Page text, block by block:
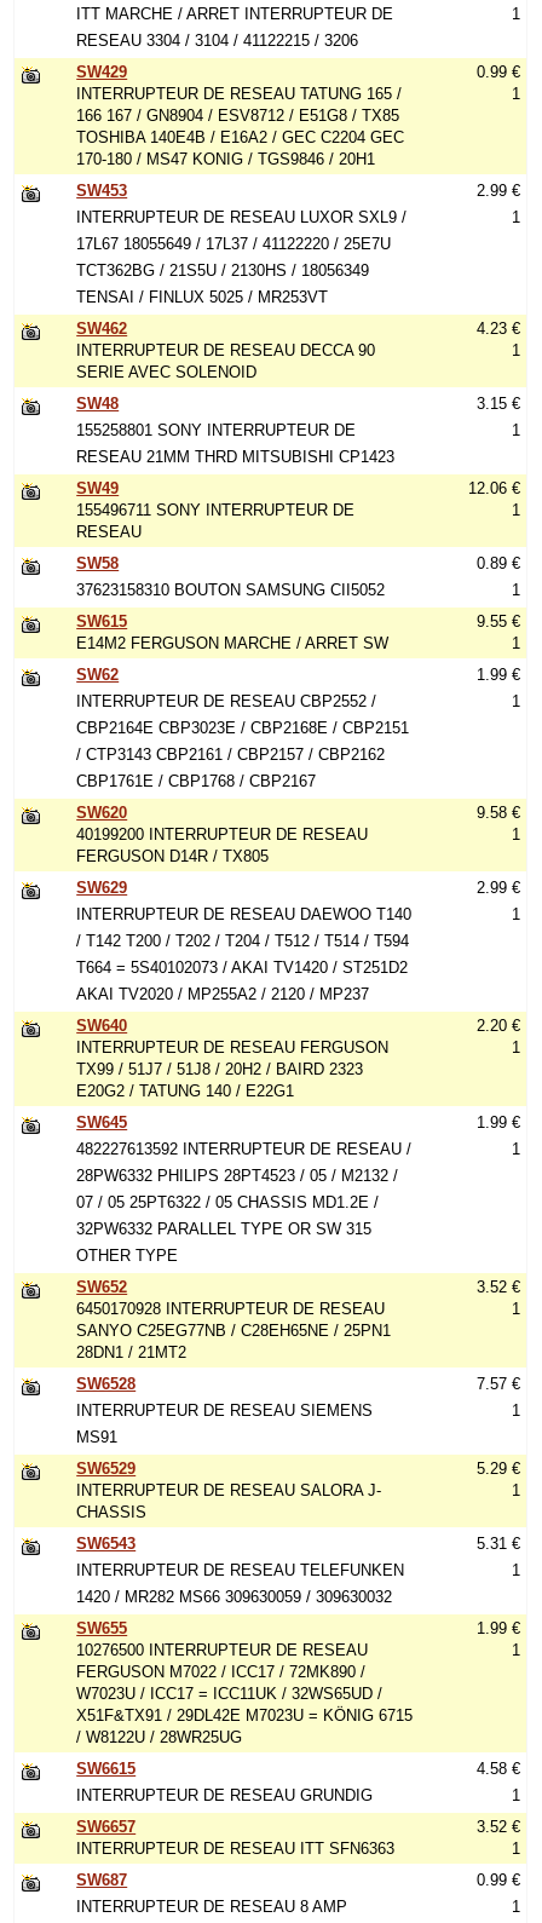
ITT MARCHE / ARRET INTERRUPTEUR DE
RESEAU 3304 / 3104 / 41122215 / 3206
1
SW429
INTERRUPTEUR DE RESEAU TATUNG 165 /
166 167 / GN8904 / ESV8712 / E51G8 / TX85
TOSHIBA 140E4B / E16A2 / GEC C2204 GEC
170-180 / MS47 KONIG / TGS9846 / 20H1
0.99 €
1
SW453
INTERRUPTEUR DE RESEAU LUXOR SXL9 /
17L67 18055649 / 17L37 / 41122220 / 25E7U
TCT362BG / 21S5U / 2130HS / 18056349
TENSAI / FINLUX 5025 / MR253VT
2.99 €
1
SW462
INTERRUPTEUR DE RESEAU DECCA 90
SERIE AVEC SOLENOID
4.23 €
1
SW48
155258801 SONY INTERRUPTEUR DE
RESEAU 21MM THRD MITSUBISHI CP1423
3.15 €
1
SW49
155496711 SONY INTERRUPTEUR DE
RESEAU
12.06 €
1
SW58
37623158310 BOUTON SAMSUNG CII5052
0.89 €
1
SW615
E14M2 FERGUSON MARCHE / ARRET SW
9.55 €
1
SW62
INTERRUPTEUR DE RESEAU CBP2552 /
CBP2164E CBP3023E / CBP2168E / CBP2151
/ CTP3143 CBP2161 / CBP2157 / CBP2162
CBP1761E / CBP1768 / CBP2167
1.99 €
1
SW620
40199200 INTERRUPTEUR DE RESEAU
FERGUSON D14R / TX805
9.58 €
1
SW629
INTERRUPTEUR DE RESEAU DAEWOO T140
/ T142 T200 / T202 / T204 / T512 / T514 / T594
T664 = 5S40102073 / AKAI TV1420 / ST251D2
AKAI TV2020 / MP255A2 / 2120 / MP237
2.99 €
1
SW640
INTERRUPTEUR DE RESEAU FERGUSON
TX99 / 51J7 / 51J8 / 20H2 / BAIRD 2323
E20G2 / TATUNG 140 / E22G1
2.20 €
1
SW645
482227613592 INTERRUPTEUR DE RESEAU /
28PW6332 PHILIPS 28PT4523 / 05 / M2132 /
07 / 05 25PT6322 / 05 CHASSIS MD1.2E /
32PW6332 PARALLEL TYPE OR SW 315
OTHER TYPE
1.99 €
1
SW652
6450170928 INTERRUPTEUR DE RESEAU
SANYO C25EG77NB / C28EH65NE / 25PN1
28DN1 / 21MT2
3.52 €
1
SW6528
INTERRUPTEUR DE RESEAU SIEMENS
MS91
7.57 €
1
SW6529
INTERRUPTEUR DE RESEAU SALORA J-
CHASSIS
5.29 €
1
SW6543
INTERRUPTEUR DE RESEAU TELEFUNKEN
1420 / MR282 MS66 309630059 / 309630032
5.31 €
1
SW655
10276500 INTERRUPTEUR DE RESEAU
FERGUSON M7022 / ICC17 / 72MK890 /
W7023U / ICC17 = ICC11UK / 32WS65UD /
X51F&TX91 / 29DL42E M7023U = KÖNIG 6715
/ W8122U / 28WR25UG
1.99 €
1
SW6615
INTERRUPTEUR DE RESEAU GRUNDIG
4.58 €
1
SW6657
INTERRUPTEUR DE RESEAU ITT SFN6363
3.52 €
1
SW687
INTERRUPTEUR DE RESEAU 8 AMP
0.99 €
1